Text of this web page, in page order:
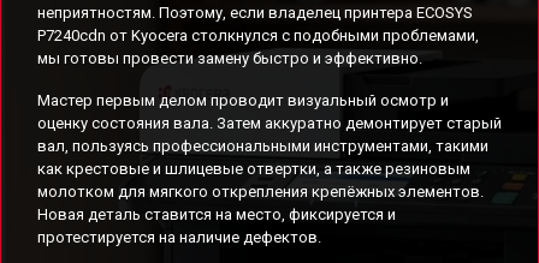
неприятностям. Поэтому, если владелец принтера ECOSYS
P7240cdn от Kyocera столкнулся с подобными проблемами,
мы готовы провести замену быстро и эффективно.
Мастер первым делом проводит визуальный осмотр и
оценку состояния вала. Затем аккуратно демонтирует старый
вал, пользуясь профессиональными инструментами, такими
как крестовые и шлицевые отвертки, а также резиновым
молотком для мягкого открепления крепёжных элементов.
Новая деталь ставится на место, фиксируется и
протестируется на наличие дефектов.